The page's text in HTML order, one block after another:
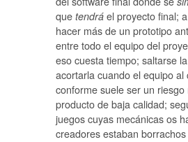
que tendrá el proyecto final;
hacer más de un prototipo
entre todo el equipo del
eso cuesta tiempo; saltarse
acortarla cuando el equipo al
conforme suele ser un
producto de baja calidad;
juegos cuyas mecánicas os
creadores estaban